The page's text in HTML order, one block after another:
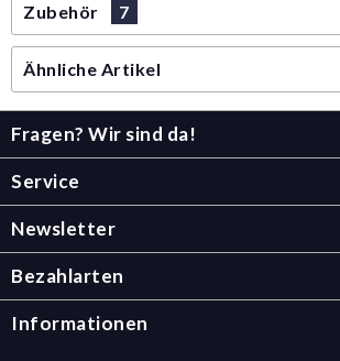
Zubehör 7
Ähnliche Artikel
Fragen? Wir sind da!
Service
Newsletter
Bezahlarten
Informationen